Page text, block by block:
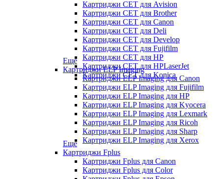
Картриджи CET для Avision
Картриджи CET для Brother
Картриджи CET для Canon
Картриджи CET для Deli
Картриджи CET для Develop
Картриджи CET для Fujifilm
Картриджи CET для HP
Картриджи CET для HPLaserJet
Картриджи CET для Konica
Еще
Картриджи ELP Imaging
Картриджи ELP Imaging для Canon
Картриджи ELP Imaging для Fujifilm
Картриджи ELP Imaging для HP
Картриджи ELP Imaging для Kyocera
Картриджи ELP Imaging для Lexmark
Картриджи ELP Imaging для Ricoh
Картриджи ELP Imaging для Sharp
Картриджи ELP Imaging для Xerox
Еще
Картриджи Fplus
Картриджи Fplus для Canon
Картриджи Fplus для Color